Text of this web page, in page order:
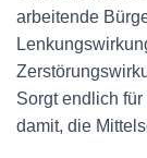
arbeitende
Sorgt endlich
damit, die